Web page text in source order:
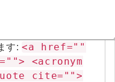
す:<a href=""
<acronym
cite="">